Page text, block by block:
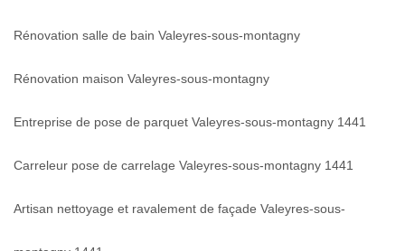
Rénovation salle de bain Valeyres-sous-montagny
Rénovation maison Valeyres-sous-montagny
Entreprise de pose de parquet Valeyres-sous-montagny 1441
Carreleur pose de carrelage Valeyres-sous-montagny 1441
Artisan nettoyage et ravalement de façade Valeyres-sous-